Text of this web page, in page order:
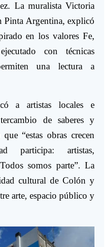
La muralista Victoria
Pinta Argentina, explicó
en los valores Fe,
con técnicas
una lectura a
a artistas locales e
de saberes y
“estas obras crecen
participa: artistas,
somos parte”. La
cultural de Colón y
arte, espacio público y